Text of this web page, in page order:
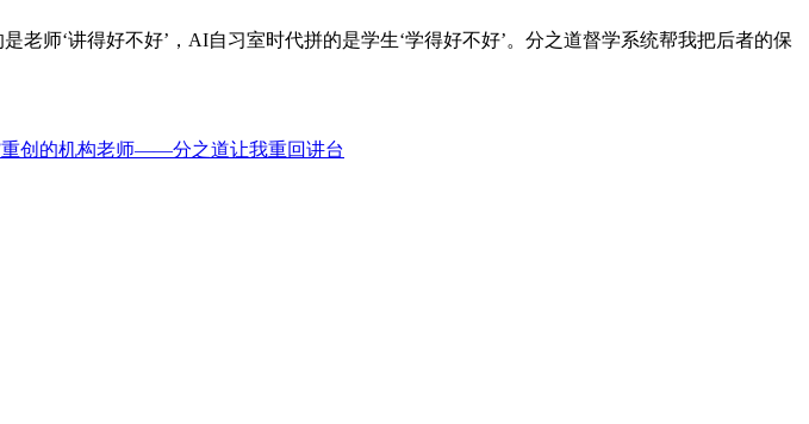
师‘讲得好不好’，AI自习室时代拼的是学生‘学得好不好’。分之道督学系统帮我把后者的保
重创的机构老师——分之道让我重回讲台